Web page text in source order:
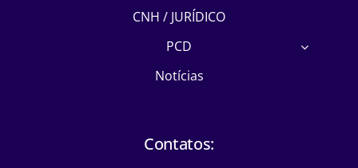
CNH / JURÍDICO
PCD
Notícias
Contatos: